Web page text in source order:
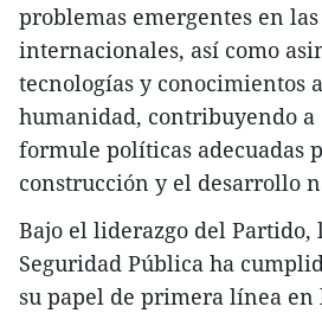
problemas emergentes en
internacionales, así como
tecnologías y conocimientos
humanidad, contribuyendo a
formule políticas adecuadas
construcción y el desarrollo
Bajo el liderazgo del Partido,
Seguridad Pública ha
su papel de primera línea